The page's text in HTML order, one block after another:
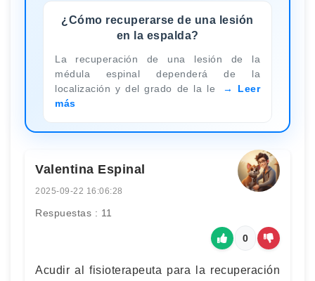
¿Cómo recuperarse de una lesión
en la espalda?
La recuperación de una lesión de la
médula espinal dependerá de la
localización y del grado de la le
Leer
más
Valentina Espinal
2025-09-22 16:06:28
Respuestas : 11
0
Acudir al fisioterapeuta para la recuperación